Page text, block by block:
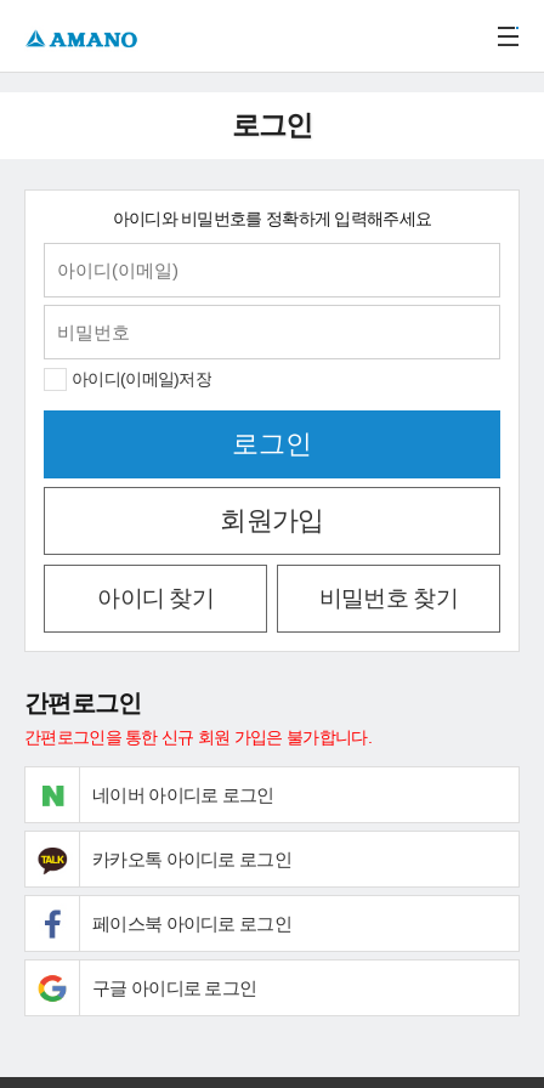
로그인
아이디와 비밀번호를 정확하게 입력해주세요
아이디(이메일)저장
회원가입
아이디 찾기 비밀번호 찾기
간편로그인
간편로그인을 통한 신규 회원 가입은 불가합니다.
네이버 아이디로 로그인
카카오톡 아이디로 로그인
페이스북 아이디로 로그인
구글 아이디로 로그인